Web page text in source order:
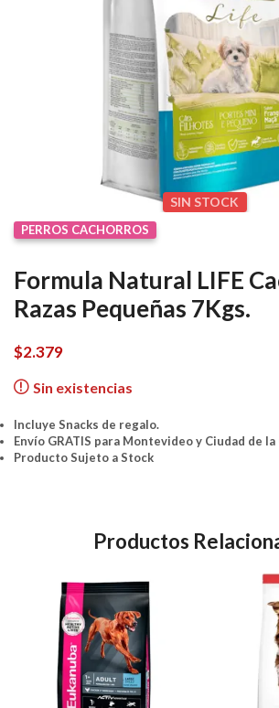
SIN STOCK
PERROS CACHORROS
Formula Natural LIFE
Razas Pequeñas 7Kgs.
$2.379
Sin existencias
Incluye Snacks de regalo.
Envío GRATIS para Montevideo y Ciudad de la
Producto Sujeto a Stock
Productos